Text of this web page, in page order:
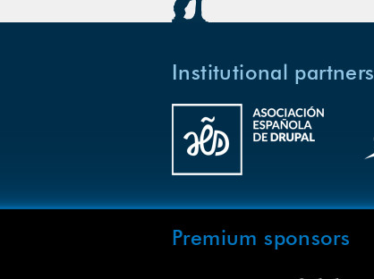
Institutional partners
Premium sponsors